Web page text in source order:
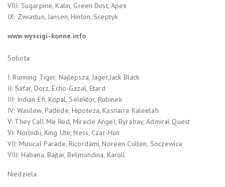
VIII: Sugarpine, Kalin, Green Dust, Apex
IX: Zwiastun, Jansen, Hinton, Sceptyk
www.wyscigi-konne.info
Sobota
I: Running Tiger, Najlepsza, Jager,Jack Black
II: Safar, Dorz, Echo-Gazal, Etard
III: Indian Efi, Kopal, Selektor, Rubinek
IV: Wasilew, Padede, Hipoteza, Kasnarra Kaleelah
V: They Call Me Red, Miracle Angel, Byrabay, Admiral Quest
VI: Norbidii, King Ute, Ness, Czar-Hun
VII: Musical Parade, Ricordami, Noreen Cullen, Soczewica
VIII: Habana, Bajtar, Belmondina, Karoll
Niedziela